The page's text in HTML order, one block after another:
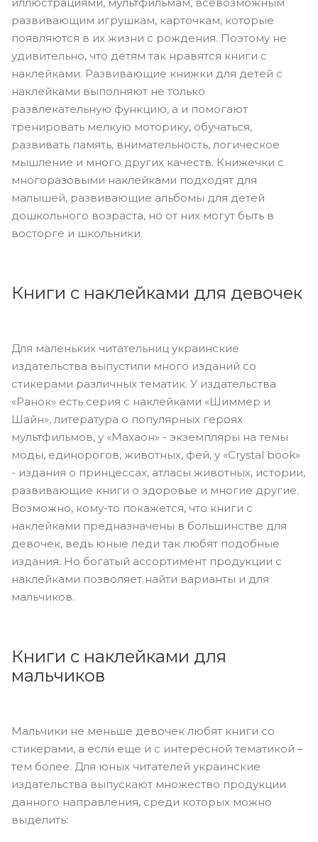
развивающим игрушкам, карточкам, которые
появляются в их жизни с рождения. Поэтому не
удивительно, что детям так нравятся книги с
наклейками. Развивающие книжки для детей с
наклейками выполняют не только
развлекательную функцию, а и помогают
тренировать мелкую моторику, обучаться,
развивать память, внимательность, логическое
мышление и много других качеств. Книжечки с
многоразовыми наклейками подходят для
малышей, развивающие альбомы для детей
дошкольного возраста, но от них могут быть в
восторге и школьники.
Книги с наклейками для девочек
Для маленьких читательниц украинские
издательства выпустили много изданий со
стикерами различных тематик. У издательства
«Ранок» есть серия с наклейками «Шиммер и
Шайн», литература о популярных героях
мультфильмов, у «Махаон» - экземпляры на темы
моды, единорогов, животных, фей, у «Crystal book»
- издания о принцессах, атласы животных, истории,
развивающие книги о здоровье и многие другие.
Возможно, кому-то покажется, что книги с
наклейками предназначены в большинстве для
девочек, ведь юные леди так любят подобные
издания. Но богатый ассортимент продукции с
наклейками позволяет найти варианты и для
мальчиков.
Книги с наклейками для
мальчиков
Мальчики не меньше девочек любят книги со
стикерами, а если еще и с интересной тематикой –
тем более. Для юных читателей украинские
издательства выпускают множество продукции
данного направления, среди которых можно
выделить: